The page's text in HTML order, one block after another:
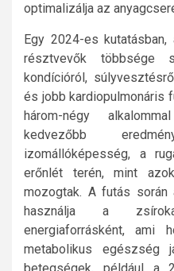
optimalizálja az
Egy 2024-es
résztvevők többsége
kondícióról,
és jobb kardiopulmonáris
három-négy
kedvezőbb
izomállóképesség, a
erőnlét terén, mint
mozogtak. A futás során
használja a
energiaforrásként, ami
metabolikus egészség